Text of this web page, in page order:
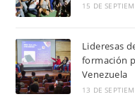
15 DE
Lideresas
formación
Venezuela
13 DE